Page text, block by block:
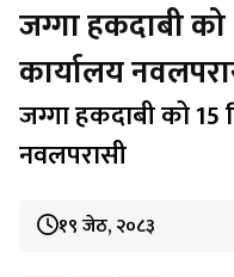
जग्गा हकदाबी
कार्यालय
जग्गा हकदाबी को 15
नवलपरासी
१९ जेठ, २०८३